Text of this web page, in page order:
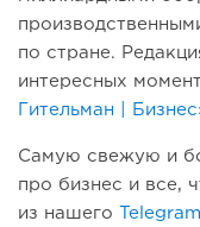
по стране.
интересных
Гительман |
Самую свежую и
про бизнес и все,
из нашего